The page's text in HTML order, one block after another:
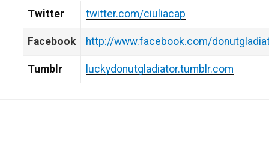
Twitter twitter.com/ciuliacap
Facebook http://www.facebook.com/
Tumblr luckydonutgladiator.tumblr.com